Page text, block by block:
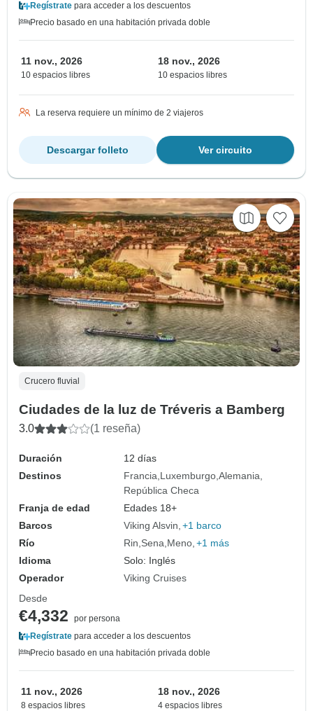
Regístrate para acceder a los descuentos
Precio basado en una habitación privada doble
11 nov., 2026
10 espacios libres
18 nov., 2026
10 espacios libres
La reserva requiere un mínimo de 2 viajeros
Ver circuito
Descargar folleto
Crucero fluvial
Ciudades de la luz de Tréveris a Bamberg
3.0 (1 reseña)
Duración
12 días
Destinos
Francia Luxemburgo Alemania
República Checa
Franja de edad
Edades 18+
Barcos
Viking Alsvin +1 barco
Río
Rin Sena Meno +1 más
Idioma
Solo: Inglés
Operador
Viking Cruises
Desde
€4,332
por persona
Regístrate para acceder a los descuentos
Precio basado en una habitación privada doble
11 nov., 2026
8 espacios libres
18 nov., 2026
4 espacios libres